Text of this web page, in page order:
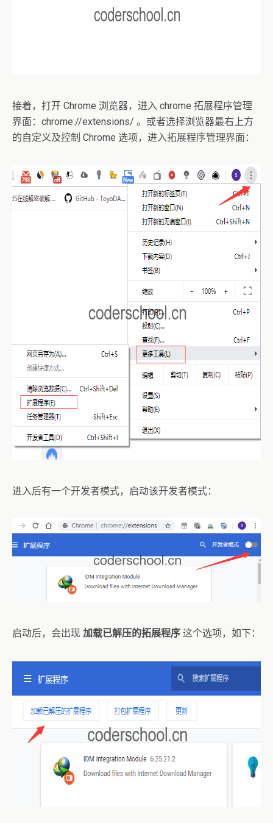
接着，打开 Chrome 浏览器，进入 chrome 拓展程序管理
界面：chrome://extensions/ 。或者选择浏览器最右上方
的自定义及控制 Chrome 选项，进入拓展程序管理界面：
进入后有一个开发者模式，启动该开发者模式：
启动后，会出现 加载已解压的拓展程序 这个选项，如下：